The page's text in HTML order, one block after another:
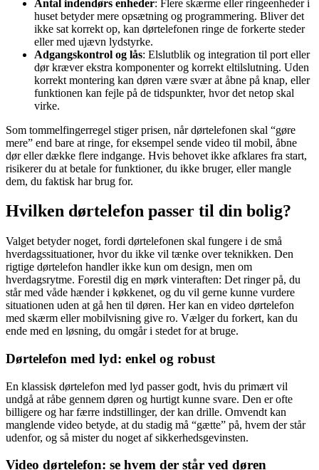
Antal indendørs enheder: Flere skærme eller ringeenheder i
huset betyder mere opsætning og programmering. Bliver det
ikke sat korrekt op, kan dørtelefonen ringe de forkerte steder
eller med ujævn lydstyrke.
Adgangskontrol og lås: Elslutblik og integration til port eller
dør kræver ekstra komponenter og korrekt eltilslutning. Uden
korrekt montering kan døren være svær at åbne på knap, eller
funktionen kan fejle på de tidspunkter, hvor det netop skal
virke.
Som tommelfingerregel stiger prisen, når dørtelefonen skal “gøre
mere” end bare at ringe, for eksempel sende video til mobil, åbne
dør eller dække flere indgange. Hvis behovet ikke afklares fra start,
risikerer du at betale for funktioner, du ikke bruger, eller mangle
dem, du faktisk har brug for.
Hvilken dørtelefon passer til din bolig?
Valget betyder noget, fordi dørtelefonen skal fungere i de små
hverdagssituationer, hvor du ikke vil tænke over teknikken. Den
rigtige dørtelefon handler ikke kun om design, men om
hverdagsrytme. Forestil dig en mørk vinteraften: Det ringer på, du
står med våde hænder i køkkenet, og du vil gerne kunne vurdere
situationen uden at gå hen til døren. Her kan en video dørtelefon
med skærm eller mobilvisning give ro. Vælger du forkert, kan du
ende med en løsning, du omgår i stedet for at bruge.
Dørtelefon med lyd: enkel og robust
En klassisk dørtelefon med lyd passer godt, hvis du primært vil
undgå at råbe gennem døren og hurtigt kunne svare. Den er ofte
billigere og har færre indstillinger, der kan drille. Omvendt kan
manglende video betyde, at du stadig må “gætte” på, hvem der står
udenfor, og så mister du noget af sikkerhedsgevinsten.
Video dørtelefon: se hvem der står ved døren